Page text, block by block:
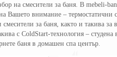
на смесители за баня. В mebeli-
Вашето внимание – термостатични
за баня, както и такива за
с ColdStart-технология –
баня в домашен спа център.